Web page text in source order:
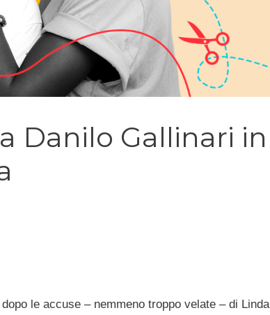
Danilo Gallinari in
dopo le accuse – nemmeno troppo velate – di Linda